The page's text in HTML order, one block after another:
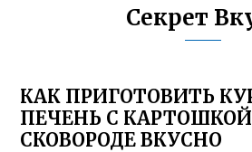
Секрет
КАК ПРИГОТОВИТЬ
ПЕЧЕНЬ С
СКОВОРОДЕ ВКУСНО